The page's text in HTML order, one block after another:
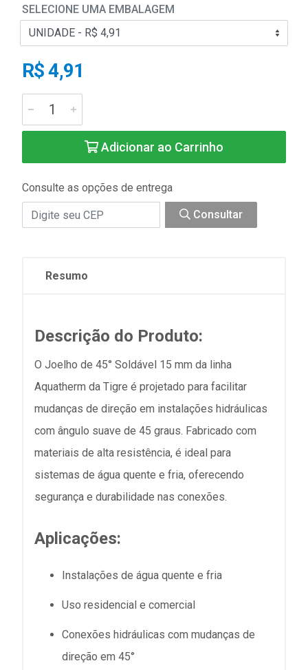
SELECIONE UMA EMBALAGEM
R$ 4,91
Adicionar ao Carrinho
Consulte as opções de entrega
Consultar
Resumo
Descrição do Produto:
O Joelho de 45° Soldável 15 mm da linha
Aquatherm da Tigre é projetado para facilitar
mudanças de direção em instalações hidráulicas
com ângulo suave de 45 graus. Fabricado com
materiais de alta resistência, é ideal para
sistemas de água quente e fria, oferecendo
segurança e durabilidade nas conexões.
Aplicações:
Instalações de água quente e fria
Uso residencial e comercial
Conexões hidráulicas com mudanças de
direção em 45°